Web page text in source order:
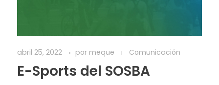
abril 25, 2022 por meque Comunicación
E-Sports del SOSBA